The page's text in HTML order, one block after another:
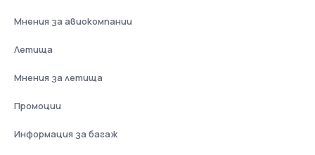
Мнения за авиокомпании
Летища
Мнения за летища
Промоции
Информация за багаж